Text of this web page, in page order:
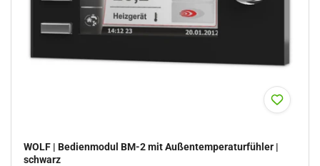
WOLF | Bedienmodul BM-2 mit Außentemperaturfühler |
schwarz